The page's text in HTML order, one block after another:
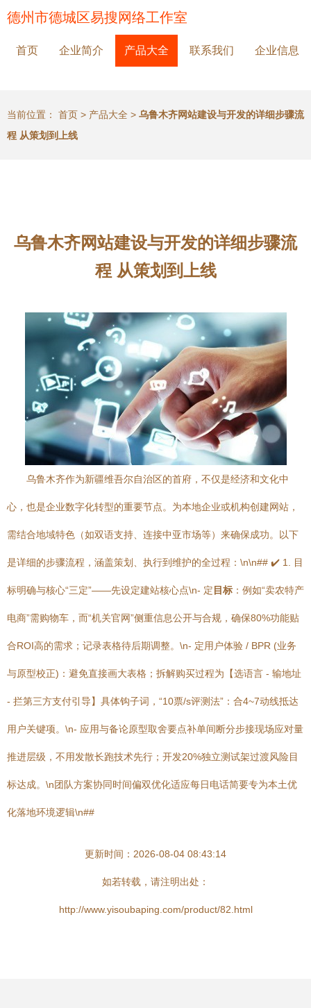
德州市德城区易搜网络工作室
首页 企业简介 产品大全 联系我们 企业信息
当前位置： 首页 > 产品大全 > 乌鲁木齐网站建设与开发的详细步骤流
程 从策划到上线
乌鲁木齐网站建设与开发的详细步骤流
程 从策划到上线
乌鲁木齐作为新疆维吾尔自治区的首府，不仅是经济和文化中
心，也是企业数字化转型的重要节点。为本地企业或机构创建网站，
需结合地域特色（如双语支持、连接中亚市场等）来确保成功。以下
是详细的步骤流程，涵盖策划、执行到维护的全过程：\n\n## ✔️ 1. 目
标明确与核心“三定”——先设定建站核心点\n- 定 目标 ：例如“卖农特产
电商”需购物车，而“机关官网”侧重信息公开与合规，确保80%功能贴
合ROI高的需求；记录表格待后期调整。\n- 定用户体验 / BPR (业务
与原型校正)：避免直接画大表格；拆解购买过程为【选语言 - 输地址
- 拦第三方支付引导】具体钩子词，“10票/s评测法”：合4~7动线抵达
用户关键项。\n- 应用与备论原型取舍要点补单间断分步接现场应对量
推进层级，不用发散长跑技术先行；开发20%独立测试架过渡风险目
标达成。\n团队方案协同时间偏双优化适应每日电话简要专为本土优
化落地环境逻辑\n##
更新时间：2026-08-04 08:43:14
如若转载，请注明出处：
http://www.yisoubaping.com/product/82.html